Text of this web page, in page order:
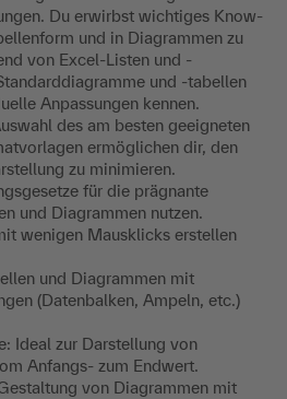
Du erwirbst wichtiges Know-
und in Diagrammen zu
von Excel-Listen und -
und -tabellen
Anpassungen kennen.
des am besten geeigneten
ermöglichen dir, den
zu minimieren.
für die prägnante
und Diagrammen nutzen.
wenigen Mausklicks erstellen
und Diagrammen mit
(Datenbalken, Ampeln, etc.)
Ideal zur Darstellung von
Anfangs- zum Endwert.
von Diagrammen mit